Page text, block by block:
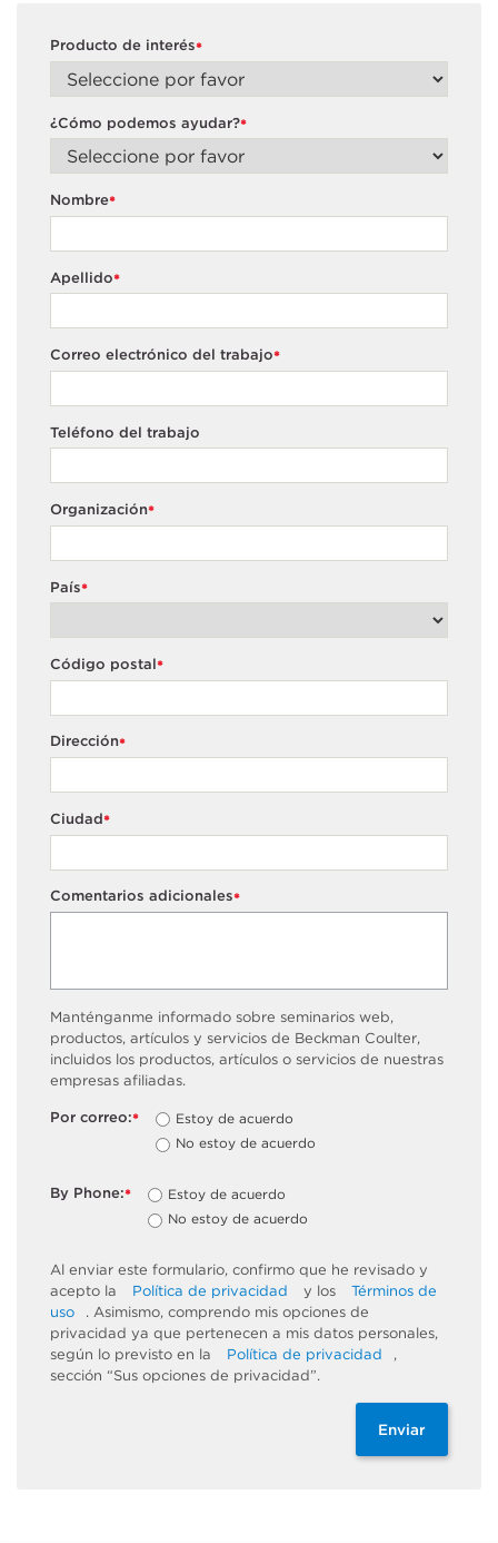
*
Producto de interés
*
¿Cómo podemos ayudar?
*
Nombre
*
Apellido
*
Correo electrónico del trabajo
Teléfono del trabajo
*
Organización
*
País
*
Código postal
*
Dirección
*
Ciudad
*
Comentarios adicionales
Manténganme informado sobre seminarios web,
productos, artículos y servicios de Beckman Coulter,
incluidos los productos, artículos o servicios de nuestras
empresas afiliadas.
*
Por correo:
Estoy de acuerdo
No estoy de acuerdo
*
By Phone:
Estoy de acuerdo
No estoy de acuerdo
Al enviar este formulario, confirmo que he revisado y
acepto la
Política de privacidad y los
Términos de
uso
. Asimismo, comprendo mis opciones de
privacidad ya que pertenecen a mis datos personales,
según lo previsto en la
Política de privacidad
,
sección “Sus opciones de privacidad”.
Enviar